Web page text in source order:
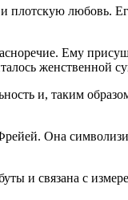
плотскую
Ему
и, таким
Она
и связана с